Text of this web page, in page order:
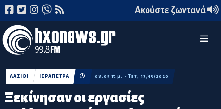
Ακούστε ζωντανά
Ξεκίνησαν οι εργασίες
ΛΑΣΙΘΙ ΙΕΡΑΠΕΤΡΑ 08:05 π.μ. - Τετ, 13/43/2020